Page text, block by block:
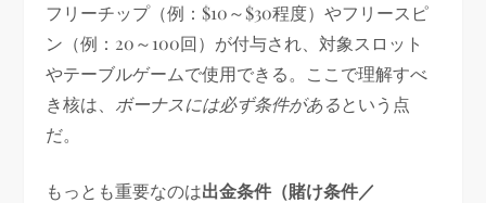
フリーチップ（例：$10～$30程度）やフリースピ
ン（例：20～100回）が付与され、対象スロット
やテーブルゲームで使用できる。ここで理解すべ
き核は、 ボーナスには必ず条件があるという点
だ。
もっとも重要なのは出金条件（賭け条件／